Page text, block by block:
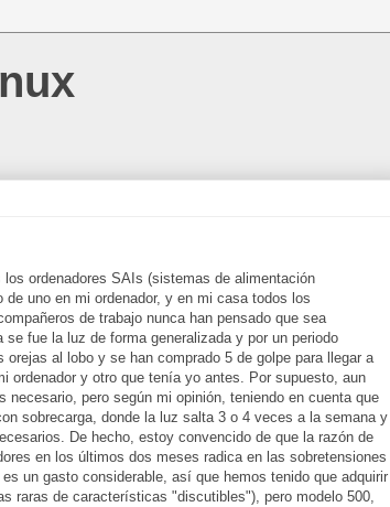
ordenadores SAIs (sistemas de alimentación
uno en mi ordenador, y en mi casa todos los
de trabajo nunca han pensado que sea
fue la luz de forma generalizada y por un periodo
al lobo y se han comprado 5 de golpe para llegar a
ordenador y otro que tenía yo antes. Por supuesto, aun
necesario, pero según mi opinión, teniendo en cuenta que
sobrecarga, donde la luz salta 3 o 4 veces a la semana y
De hecho, estoy convencido de que la razón de
en los últimos dos meses radica en las sobretensiones
un gasto considerable, así que hemos tenido que adquirir
raras de características "discutibles"), pero modelo 500,